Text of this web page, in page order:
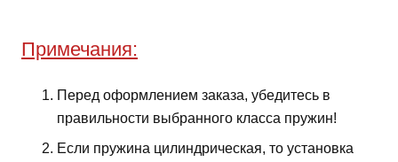
Примечания:
Перед оформлением заказа, убедитесь в
правильности выбранного класса пружин!
Если пружина цилиндрическая, то установка